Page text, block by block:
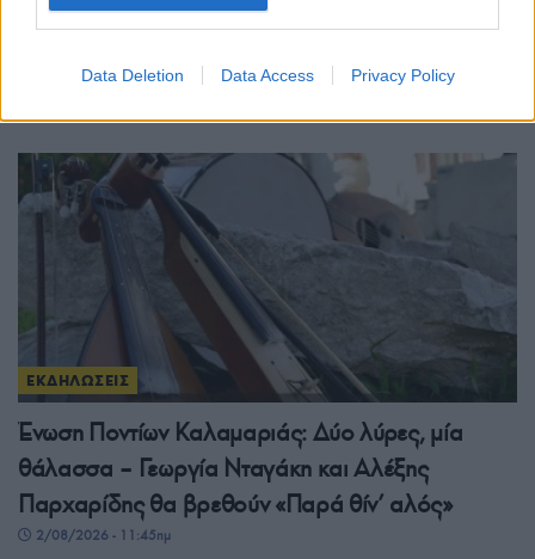
Data Deletion Data Access Privacy Policy
4/08/2026 - 5:27μμ
ΕΚΔΗΛΩΣΕΙΣ
Ένωση Ποντίων Καλαμαριάς: Δύο λύρες, μία
θάλασσα – Γεωργία Νταγάκη και Αλέξης
Παρχαρίδης θα βρεθούν «Παρά θίν’ αλός»
2/08/2026 - 11:45πμ